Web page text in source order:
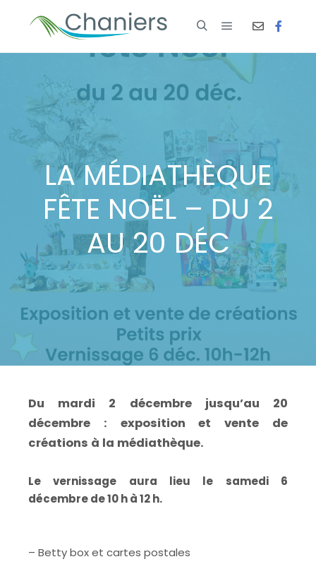
LA MÉDIATHÈQUE
FÊTE NOËL – DU 2
AU 20 DÉC
Du mardi 2 décembre jusqu’au 20
décembre : exposition et vente de
créations à la médiathèque.
Le vernissage aura lieu le samedi 6
décembre de 10 h à 12 h.
– Betty box et cartes postales